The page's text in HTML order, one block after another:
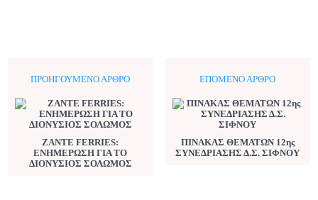
ΠΡΟΗΓΟΎΜΕΝΟ ΆΡΘΡΟ
ZANTE FERRIES:
ΕΝΗΜΕΡΩΣΗ ΓΙΑ ΤΟ
ΔΙΟΝΥΣΙΟΣ ΣΟΛΩΜΟΣ
ΕΠΌΜΕΝΟ ΆΡΘΡΟ
ΠΙΝΑΚΑΣ ΘΕΜΑΤΩΝ 12ης
ΣΥΝΕΔΡΙΑΣΗΣ Δ.Σ. ΣΙΦΝΟΥ